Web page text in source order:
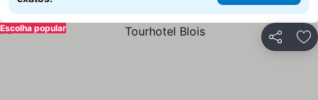
Partilhar
Escolha popular